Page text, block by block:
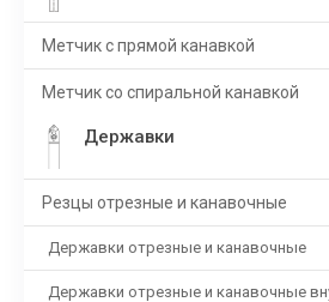
Метчик с прямой канавкой
Метчик со спиральной канавкой
Державки
Резцы отрезные и канавочные
Державки отрезные и канавочные
Державки отрезные и канавочные